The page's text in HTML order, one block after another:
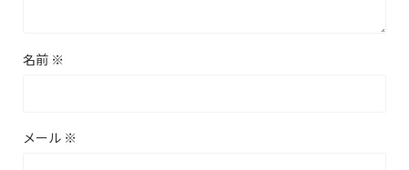
名前 ※
メール ※